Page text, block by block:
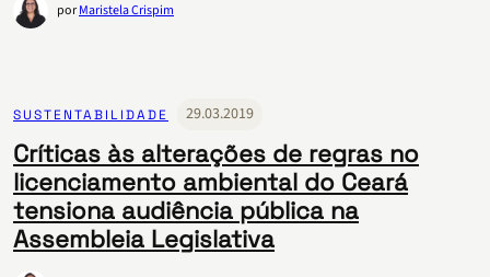
porMaristela Crispim
SUSTENTABILIDADE 29.03.2019
Críticas às alterações de regras no
licenciamento ambiental do Ceará
tensiona audiência pública na
Assembleia Legislativa